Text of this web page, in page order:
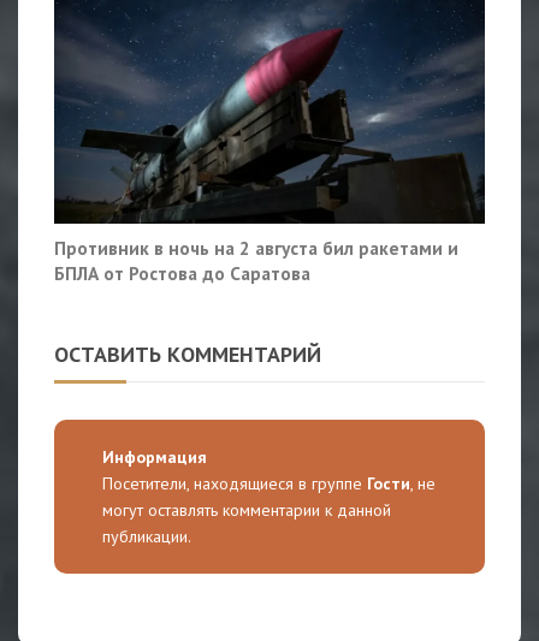
Противник в ночь на 2 августа бил ракетами и
БПЛА от Ростова до Саратова
ОСТАВИТЬ КОММЕНТАРИЙ
Информация
Посетители, находящиеся в группе Гости, не
могут оставлять комментарии к данной
публикации.